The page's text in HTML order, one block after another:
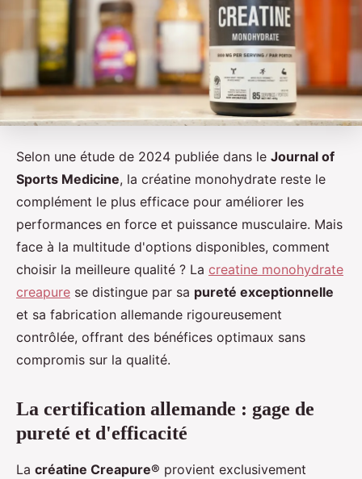
Selon une étude de 2024 publiée dans le Journal of
Sports Medicine, la créatine monohydrate reste le
complément le plus efficace pour améliorer les
performances en force et puissance musculaire. Mais
face à la multitude d'options disponibles, comment
choisir la meilleure qualité ? La creatine monohydrate
creapure se distingue par sa pureté exceptionnelle
et sa fabrication allemande rigoureusement
contrôlée, offrant des bénéfices optimaux sans
compromis sur la qualité.
La certification allemande : gage de
pureté et d'efficacité
La créatine Creapure® provient exclusivement